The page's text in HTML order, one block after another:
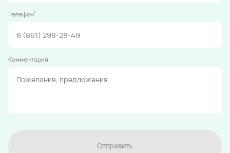
Телефон*
Комментарий
Отправить